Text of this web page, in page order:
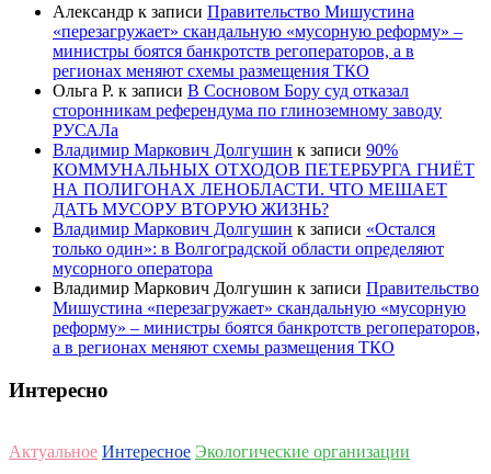
Александр к записи Правительство Мишустина
«перезагружает» скандальную «мусорную реформу» –
министры боятся банкротств регоператоров, а в
регионах меняют схемы размещения ТКО
Ольга Р. к записи В Сосновом Бору суд отказал
сторонникам референдума по глиноземному заводу
РУСАЛа
Владимир Маркович Долгушин к записи 90%
КОММУНАЛЬНЫХ ОТХОДОВ ПЕТЕРБУРГА ГНИЁТ
НА ПОЛИГОНАХ ЛЕНОБЛАСТИ. ЧТО МЕШАЕТ
ДАТЬ МУСОРУ ВТОРУЮ ЖИЗНЬ?
Владимир Маркович Долгушин к записи «Остался
только один»: в Волгоградской области определяют
мусорного оператора
Владимир Маркович Долгушин к записи Правительство
Мишустина «перезагружает» скандальную «мусорную
реформу» – министры боятся банкротств регоператоров,
а в регионах меняют схемы размещения ТКО
Интересно
Актуальное Интересное Экологические организации